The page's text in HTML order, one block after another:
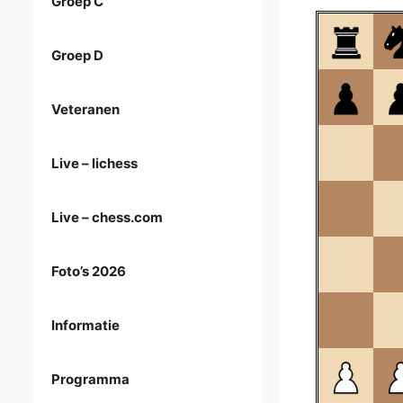
Groep D
Veteranen
Live – lichess
Live – chess.com
Foto’s 2026
Informatie
Programma